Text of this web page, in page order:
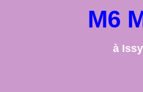
M6
à